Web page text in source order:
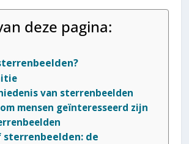
deze pagina:
van sterrenbeelden
mensen geïnteresseerd zijn
de